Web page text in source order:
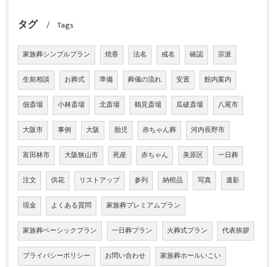
タグ Tags
家族葬シンプルプラン 焼香 法名 戒名 確認 宗派
生前相談 お葬式 準備 葬儀の流れ 安置 館内案内
佃斎場 小林斎場 北斎場 鶴見斎場 瓜破斎場 八尾市
大阪市 事例 大阪 胎児 赤ちゃん葬 河内長野市
富田林市 大阪狭山市 死産 赤ちゃん 美原区 一日葬
注文 供花 リストアップ 参列 納棺品 写真 遺影
現金 よくある質問 家族葬プレミアムプラン
家族葬ベーシックプラン 一日葬プラン 火葬式プラン 代表挨拶
プライバシーポリシー お問い合わせ 家族葬ホールいこい